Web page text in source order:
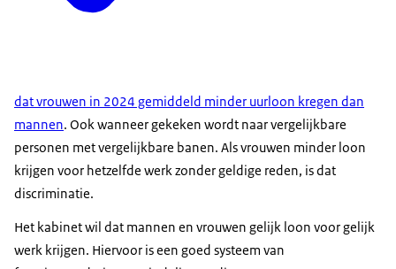
dat vrouwen in 2024 gemiddeld minder uurloon kregen dan
mannen. Ook wanneer gekeken wordt naar vergelijkbare
personen met vergelijkbare banen. Als vrouwen minder loon
krijgen voor hetzelfde werk zonder geldige reden, is dat
discriminatie.
Het kabinet wil dat mannen en vrouwen gelijk loon voor gelijk
werk krijgen. Hiervoor is een goed systeem van